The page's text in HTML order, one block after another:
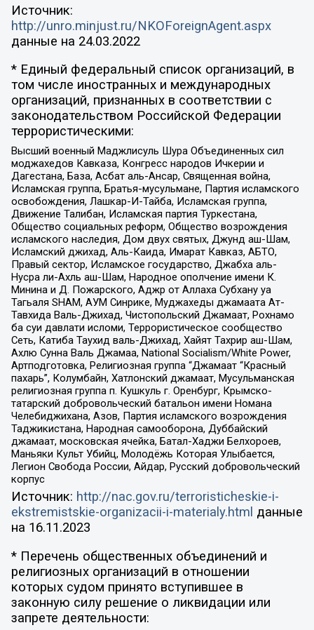
Источник:
http://unro.minjust.ru/NKOForeignAgent.aspx
данные на 24.03.2022
* Единый федеральный список организаций, в
том числе иностранных и международных
организаций, признанных в соответствии с
законодательством Российской Федерации
террористическими:
Высший военный Маджлисуль Шура Объединенных сил
моджахедов Кавказа, Конгресс народов Ичкерии и
Дагестана, База, Асбат аль-Ансар, Священная война,
Исламская группа, Братья-мусульмане, Партия исламского
освобождения, Лашкар-И-Тайба, Исламская группа,
Движение Талибан, Исламская партия Туркестана,
Общество социальных реформ, Общество возрождения
исламского наследия, Дом двух святых, Джунд аш-Шам,
Исламский джихад, Аль-Каида, Имарат Кавказ, АБТО,
Правый сектор, Исламское государство, Джабха аль-
Нусра ли-Ахль аш-Шам, Народное ополчение имени К.
Минина и Д. Пожарского, Аджр от Аллаха Субхану уа
Тагьаля SHAM, АУМ Синрике, Муджахеды джамаата Ат-
Тавхида Валь-Джихад, Чистопольский Джамаат, Рохнамо
ба суи давлати исломи, Террористическое сообщество
Сеть, Катиба Таухид валь-Джихад, Хайят Тахрир аш-Шам,
Ахлю Сунна Валь Джамаа, National Socialism/White Power,
Артподготовка, Религиозная группа “Джамаат “Красный
пахарь”, Колумбайн, Хатлонский джамаат, Мусульманская
религиозная группа п. Кушкуль г. Оренбург, Крымско-
татарский добровольческий батальон имени Номана
Челебиджихана, Азов, Партия исламского возрождения
Таджикистана, Народная самооборона, Дуббайский
джамаат, московская ячейка, Батал-Хаджи Белхороев,
Маньяки Культ Убийц, Молодёжь Которая Улыбается,
Легион Свобода России, Айдар, Русский добровольческий
корпус
Источник: http://nac.gov.ru/terroristicheskie-i-
ekstremistskie-organizacii-i-materialy.html данные
на 16.11.2023
* Перечень общественных объединений и
религиозных организаций в отношении
которых судом принято вступившее в
законную силу решение о ликвидации или
запрете деятельности: